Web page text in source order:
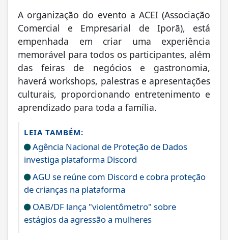
A organização do evento a ACEI (Associação
Comercial e Empresarial de Iporã), está
empenhada em criar uma experiência
memorável para todos os participantes, além
das feiras de negócios e gastronomia,
haverá workshops, palestras e apresentações
culturais, proporcionando entretenimento e
aprendizado para toda a família.
LEIA TAMBÉM:
Agência Nacional de Proteção de Dados
investiga plataforma Discord
AGU se reúne com Discord e cobra proteção
de crianças na plataforma
OAB/DF lança "violentômetro" sobre
estágios da agressão a mulheres